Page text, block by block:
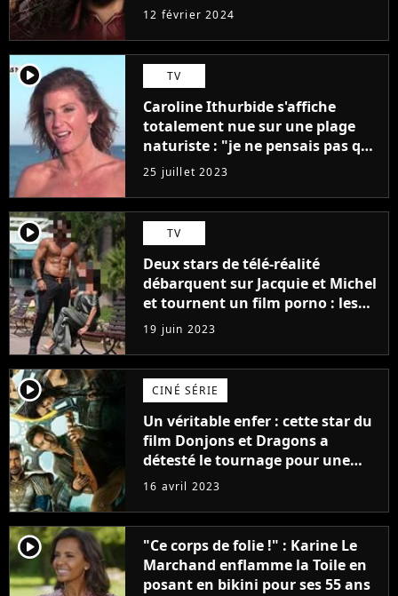
12 février 2024
player2 TV
Caroline Ithurbide s'affiche
totalement nue sur une plage
naturiste : "je ne pensais pas que
j'arriverais à le faire..."
25 juillet 2023
player2 TV
Deux stars de télé-réalité
débarquent sur Jacquie et Michel
et tournent un film porno : les
premières images du tournage
(exclu)
19 juin 2023
player2 CINÉ SÉRIE
Un véritable enfer : cette star du
film Donjons et Dragons a
détesté le tournage pour une
raison très spéciale
16 avril 2023
player2
"Ce corps de folie !" : Karine Le
Marchand enflamme la Toile en
posant en bikini pour ses 55 ans